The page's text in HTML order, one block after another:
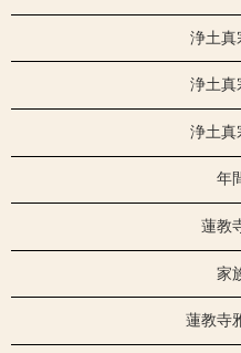
浄土真
浄土真
浄土真
年
蓮教
家
蓮教寺